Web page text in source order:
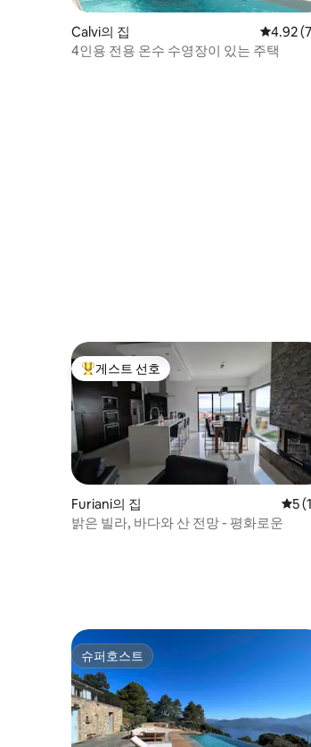
Calvi의 집 평점
4.92
4인용 전용 온수 수영장이 있는 주택
상위 게스트 선호
게스트 선호
Furiani의 집 평점
5
밝은 빌라, 바다와 산 전망 - 평화로운
슈퍼호스트
슈퍼호스트